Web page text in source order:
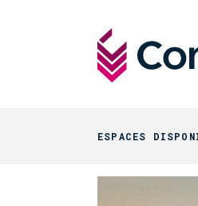
ESPACES